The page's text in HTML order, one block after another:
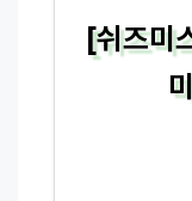
[쉬즈미